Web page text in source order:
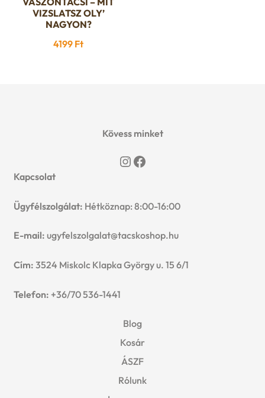
VIZSLATSZ OLY’
NAGYON?
4199 Ft
Kövess minket
Instagram
Facebook
Kapcsolat
Ügyfélszolgálat: Hétköznap: 8:00-16:00
E-mail: ugyfelszolgalat@tacskoshop.hu
Cím: 3524 Miskolc Klapka György u. 15 6/1
Telefon: +36/70 536-1441
Blog
Kosár
ÁSZF
Rólunk